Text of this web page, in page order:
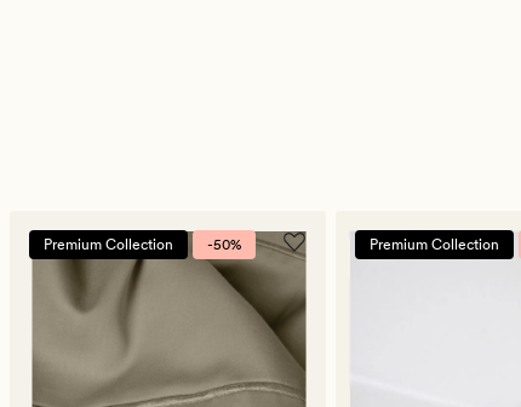
Premium Collection -50% Premium Collection